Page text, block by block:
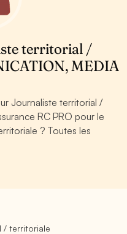
territorial /
MEDIA
Journaliste territorial /
RC PRO pour le
? Toutes les
/ territoriale